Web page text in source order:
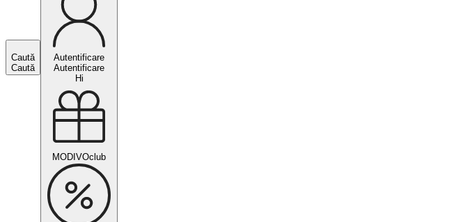
Caută
Caută
Autentificare
Autentificare
Hi
MODIVOclub